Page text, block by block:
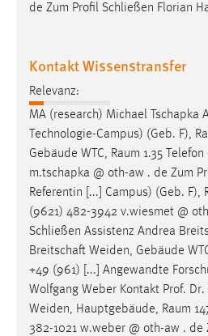
de Zum Profil Schließen Florian
Kontakt Wissenstransfer
Relevanz:
MA (research) Michael Tschapka
Technologie-Campus) (Geb. F),
Gebäude WTC, Raum 1.35
m.tschapka @ oth-aw . de Zum
Referentin [...] Campus) (Geb. F),
(9621) 482-3942 v.wiesmet @
Schließen Assistenz Andrea
Breitschaft Weiden, Gebäude
+49 (961) [...] Angewandte
Wolfgang Weber Kontakt Prof.
Weiden, Hauptgebäude, Raum
382-1021 w.weber @ oth-aw . de